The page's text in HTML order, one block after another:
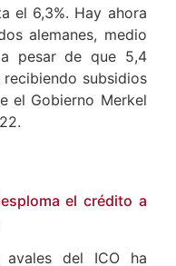
agosto de 2019 y la
el 6,3%. Hay ahora
alemanes, medio
pesar de que 5,4
subsidios
el Gobierno Merkel
el crédito a